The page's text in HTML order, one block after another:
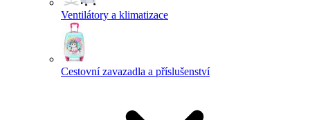
Ventilátory a klimatizace
Cestovní zavazadla a příslušenství